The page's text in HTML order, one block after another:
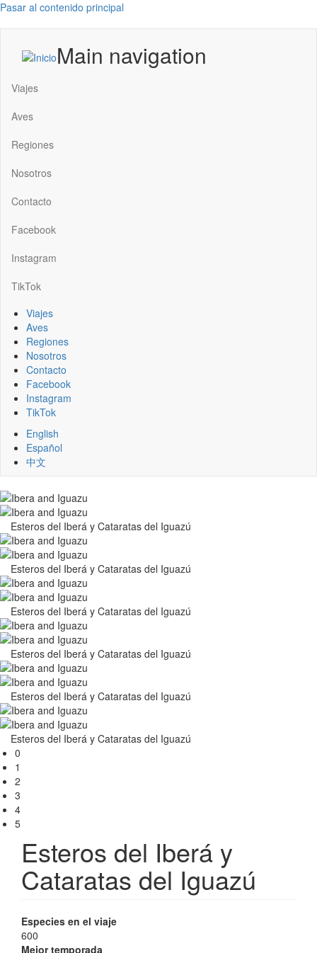
Pasar al contenido principal
Main navigation
Viajes
Aves
Regiones
Nosotros
Contacto
Facebook
Instagram
TikTok
Viajes
Aves
Regiones
Nosotros
Contacto
Facebook
Instagram
TikTok
English
Español
中文
Esteros del Iberá y Cataratas del Iguazú
Esteros del Iberá y Cataratas del Iguazú
Esteros del Iberá y Cataratas del Iguazú
Esteros del Iberá y Cataratas del Iguazú
Esteros del Iberá y Cataratas del Iguazú
Esteros del Iberá y Cataratas del Iguazú
0
1
2
3
4
5
Esteros del Iberá y
Cataratas del Iguazú
Especies en el viaje
600
Mejor temporada